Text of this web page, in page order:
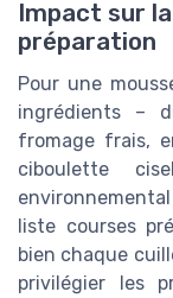
Impact sur
préparation
Pour une
ingrédients –
fromage frais,
ciboulette
liste courses
bien chaque
privilégier les